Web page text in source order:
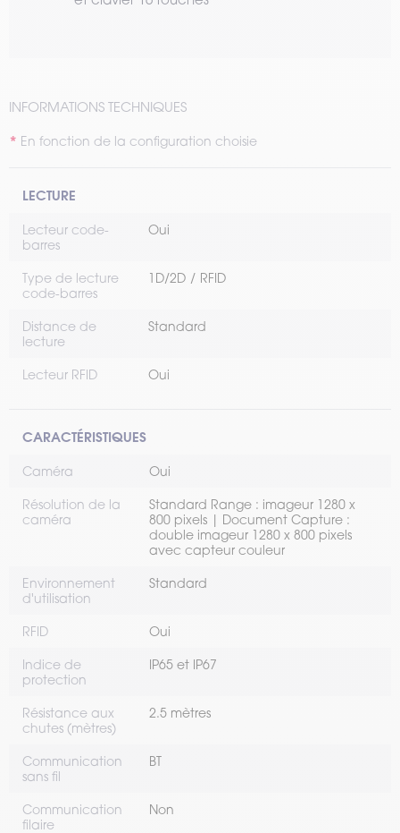
INFORMATIONS TECHNIQUES
En fonction de la configuration choisie
LECTURE
Lecteur code-
barres
Oui
Type de lecture
code-barres
1D/2D RFID
Distance de
lecture
Standard
Lecteur RFID Oui
CARACTÉRISTIQUES
Caméra Oui
Résolution de la
caméra
Standard Range : imageur 1280 x
800 pixels | Document Capture :
double imageur 1280 x 800 pixels
avec capteur couleur
Environnement
d'utilisation
Standard
RFID Oui
Indice de
protection
IP65 et IP67
Résistance aux
chutes (mètres)
2.5 mètres
Communication
sans fil
BT
Communication
filaire
Non